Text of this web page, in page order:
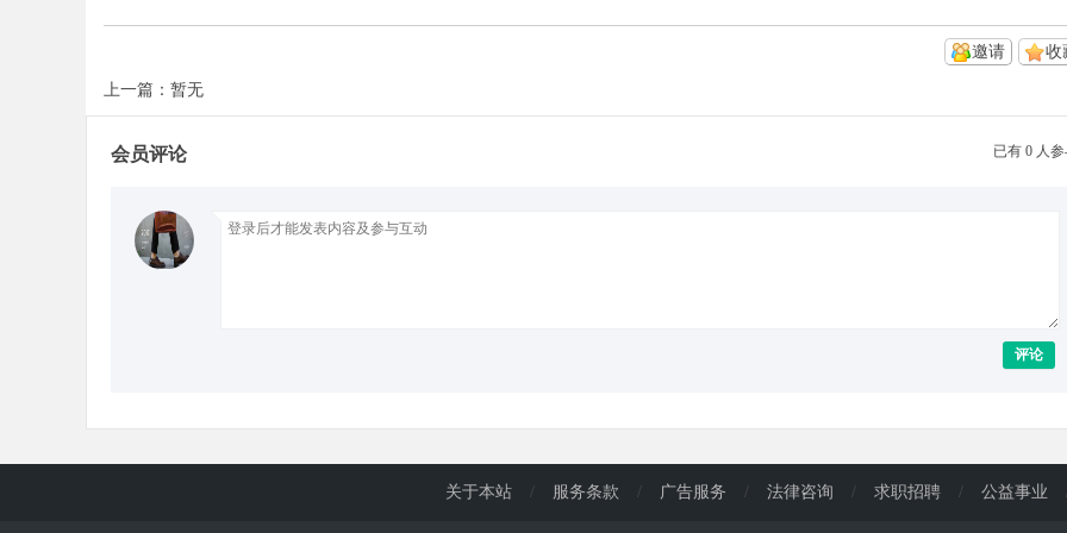
收
邀请
上一篇：暂无
已有 0 人
会员评论
评论
关于本站 / 服务条款 / 广告服务 / 法律咨询 / 求职招聘 / 公益事业